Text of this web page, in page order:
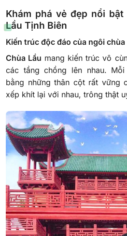
Khám phá vẻ đẹp nổi
Lầu Tịnh Biên
Kiến trúc độc đáo của ngôi chùa
Chùa Lầu mang kiến trúc vô
các tầng chồng lên nhau.
bằng những thân cột rất vững
xếp khít lại với nhau, trông thật